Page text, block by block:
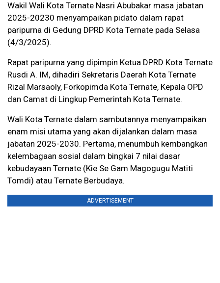
Wakil Wali Kota Ternate Nasri Abubakar masa jabatan
2025-20230 menyampaikan pidato dalam rapat
paripurna di Gedung DPRD Kota Ternate pada Selasa
(4/3/2025).
Rapat paripurna yang dipimpin Ketua DPRD Kota Ternate
Rusdi A. IM, dihadiri Sekretaris Daerah Kota Ternate
Rizal Marsaoly, Forkopimda Kota Ternate, Kepala OPD
dan Camat di Lingkup Pemerintah Kota Ternate.
Wali Kota Ternate dalam sambutannya menyampaikan
enam misi utama yang akan dijalankan dalam masa
jabatan 2025-2030. Pertama, menumbuh kembangkan
kelembagaan sosial dalam bingkai 7 nilai dasar
kebudayaan Ternate (Kie Se Gam Magogugu Matiti
Tomdi) atau Ternate Berbudaya.
ADVERTISEMENT